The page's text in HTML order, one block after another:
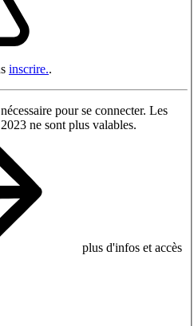
inscrire..
pour se connecter. Les
ne sont plus valables.
plus d'infos et accès